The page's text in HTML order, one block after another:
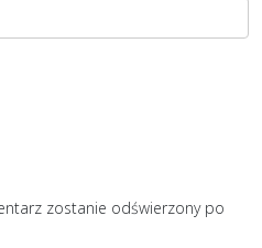
zostanie odświerzony po